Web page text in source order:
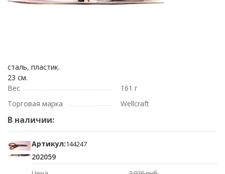
сталь, пластик.
23 см.
Вес
161 г
Торговая марка
Wellcraft
В наличии:
Артикул:144247
202059